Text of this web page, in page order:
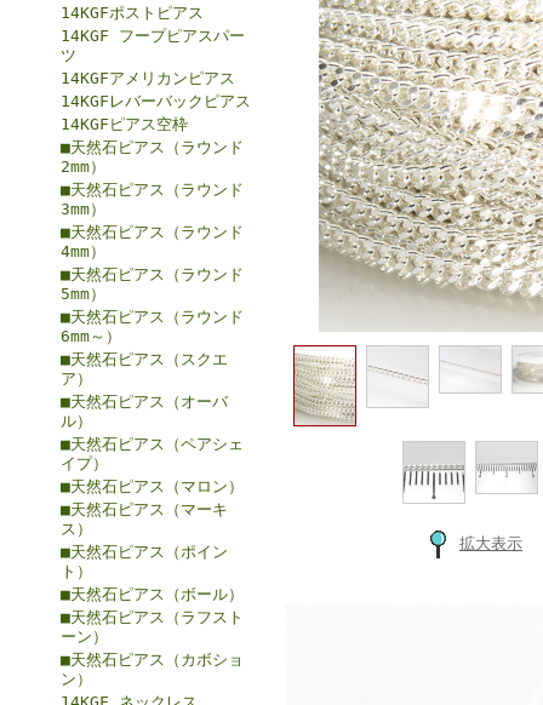
14KGFポストピアス
14KGF フープピアスパー
ツ
14KGFアメリカンピアス
14KGFレバーバックピアス
14KGFピアス空枠
■天然石ピアス（ラウンド
2mm）
■天然石ピアス（ラウンド
3mm）
■天然石ピアス（ラウンド
4mm）
■天然石ピアス（ラウンド
5mm）
■天然石ピアス（ラウンド
6mm～）
■天然石ピアス（スクエ
ア）
■天然石ピアス（オーバ
ル）
■天然石ピアス（ペアシェ
イプ）
■天然石ピアス（マロン）
■天然石ピアス（マーキ
ス）
■天然石ピアス（ポイン
ト）
■天然石ピアス（ボール）
■天然石ピアス（ラフスト
ーン）
■天然石ピアス（カボショ
ン）
拡大表示